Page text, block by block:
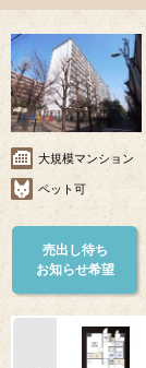
大規模マンション
ペット可
売出し待ち
お知らせ希望